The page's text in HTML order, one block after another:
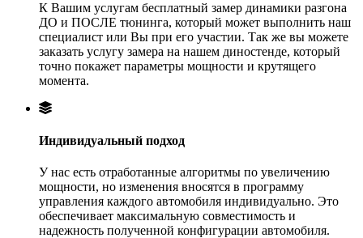
К Вашим услугам бесплатный замер динамики разгона
ДО и ПОСЛЕ тюнинга, который может выполнить наш
специалист или Вы при его участии. Так же вы можете
заказать услугу замера на нашем диностенде, который
точно покажет параметры мощности и крутящего
момента.
Индивидуальный подход
У нас есть отработанные алгоритмы по увеличению
мощности, но изменения вносятся в программу
управления каждого автомобиля индивидуально. Это
обеспечивает максимальную совместимость и
надежность полученной конфигурации автомобиля.